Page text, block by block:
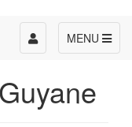
MENU
Toggle
navigation